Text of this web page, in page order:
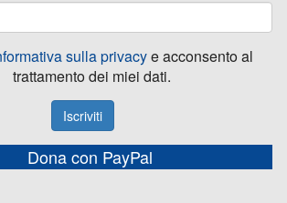
sulla privacye acconsento al
trattamento dei miei dati.
Iscriviti
Dona con PayPal